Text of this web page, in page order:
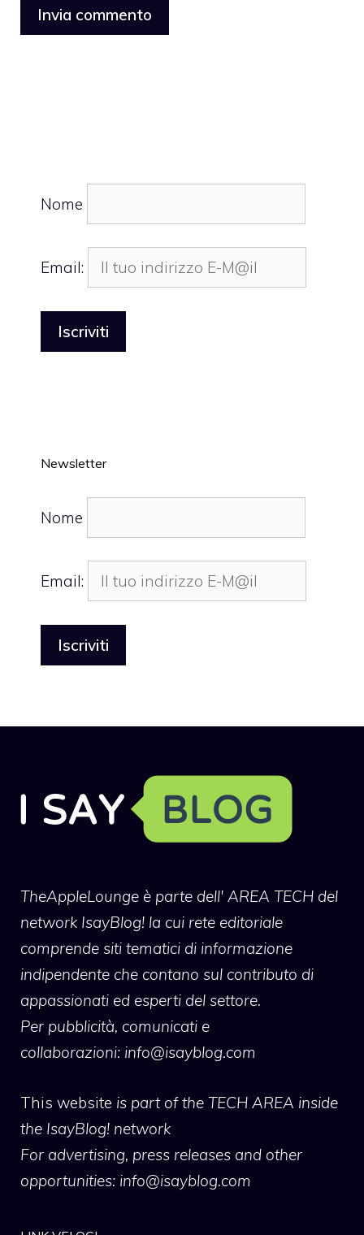
Nome
Email:
Newsletter
Nome
Email:
TheAppleLounge è parte dell' AREA TECH del
network IsayBlog! la cui rete editoriale
comprende siti tematici di informazione
indipendente che contano sul contributo di
appassionati ed esperti del settore.
Per pubblicità, comunicati e
collaborazioni: info@isayblog.com
This website is part of the TECH AREA inside
the IsayBlog! network
For advertising, press releases and other
opportunities: info@isayblog.com